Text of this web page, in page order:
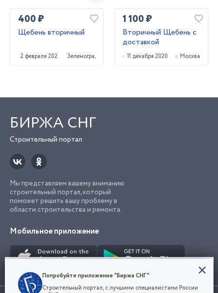
400 ₽
Щебень вторичный
2 февраля 2022 Зеленоград
1 100 ₽
Вторичный Щебень с
доставкой
11 декабря 2020 Москва
БИРЖА СНГ
Строительный портал
Мы представляем вашему вниманию
строительный портал, который
поможет решить вашу проблему в
области строительства и ремонта.
Мобильное приложение
Конфиденциальность
Мы используем файлы cookie, чтобы сделать
Попробуйте приложение "Биржа СНГ"
Строительный портал, с лучшими специалистами России